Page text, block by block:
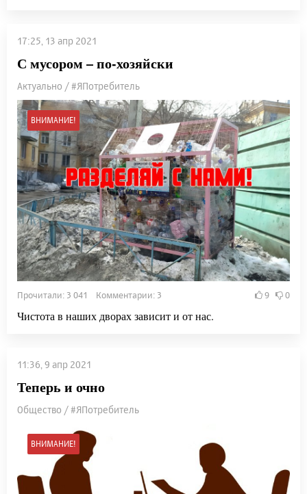
17:25, 13 апр 2021
С мусором – по-хозяйски
Актуально / #ЯПотребитель
ВНИМАНИЕ!
Прочитали: 3 041 Комментарии: 3 9 0
Чистота в наших дворах зависит и от нас.
11:36, 9 апр 2021
Теперь и очно
Общество / #ЯПотребитель
ВНИМАНИЕ!